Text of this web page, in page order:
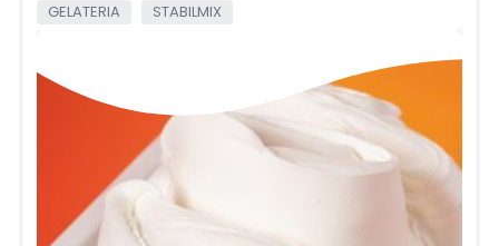
GELATERIA STABILMIX